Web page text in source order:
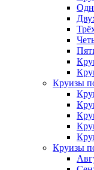
Круизы
Круизы